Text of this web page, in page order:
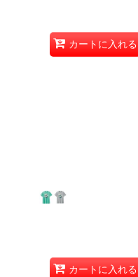
カートに入れる
カートに入れる